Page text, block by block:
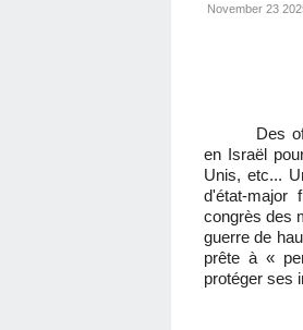
November 23
Des
en Israël
Unis, etc...
d'état-major
congrès des
guerre de
prête à «
protéger ses